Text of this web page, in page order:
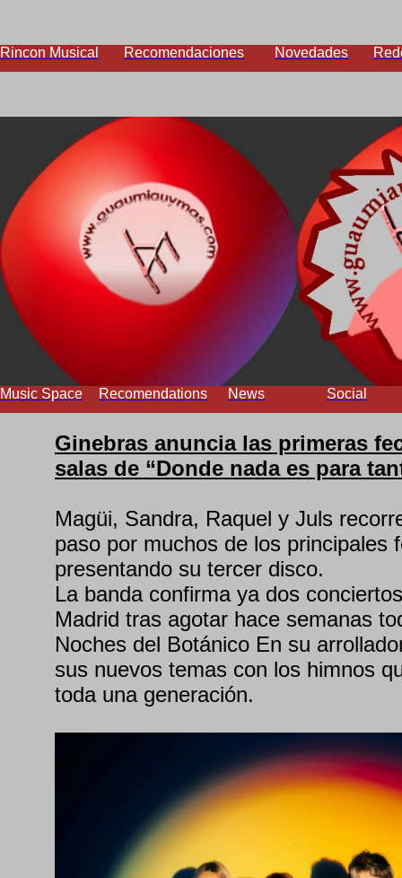
Rincon Musical Recomendaciones Novedades
Music Space Recomendations News Social
Ginebras anuncia las primeras
salas de “Donde nada es para
Magüi, Sandra, Raquel y Juls
paso por muchos de los principales
presentando su tercer disco.
La banda confirma ya dos
Madrid tras agotar hace semanas
Noches del Botánico En su
sus nuevos temas con los himnos
toda una generación.